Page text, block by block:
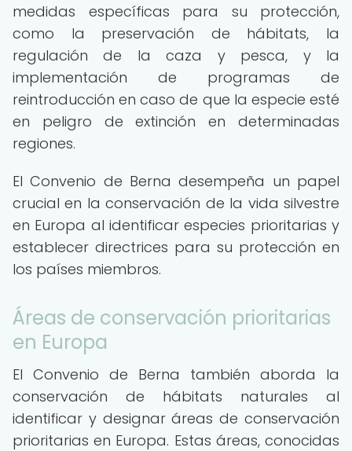
medidas específicas para su protección,
como la preservación de hábitats, la
regulación de la caza y pesca, y la
implementación de programas de
reintroducción en caso de que la especie esté
en peligro de extinción en determinadas
regiones.
El Convenio de Berna desempeña un papel
crucial en la conservación de la vida silvestre
en Europa al identificar especies prioritarias y
establecer directrices para su protección en
los países miembros.
Áreas de conservación prioritarias
en Europa
El Convenio de Berna también aborda la
conservación de hábitats naturales al
identificar y designar áreas de conservación
prioritarias en Europa. Estas áreas, conocidas